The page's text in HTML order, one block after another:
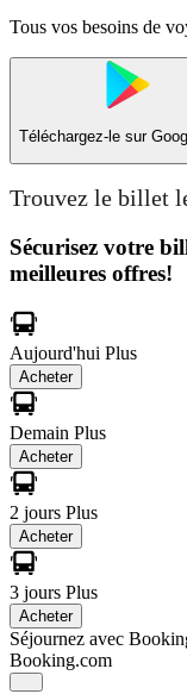
Tous vos besoins de
Téléchargez-le sur
Trouvez le billet
Sécurisez votre
meilleures offres!
Aujourd'hui Plus
Acheter
Demain Plus
Acheter
2 jours Plus
Acheter
3 jours Plus
Acheter
Séjournez avec
Booking.com